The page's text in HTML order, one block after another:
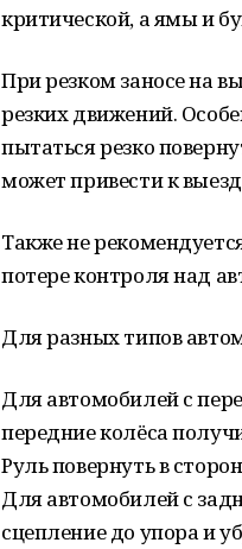
критической, а ямы и
При резком заносе на
резких движений.
пытаться резко
может привести к
Также не
потере контроля над
Для разных типов
Для автомобилей с
передние колёса
Руль повернуть в
Для автомобилей с
сцепление до упора и